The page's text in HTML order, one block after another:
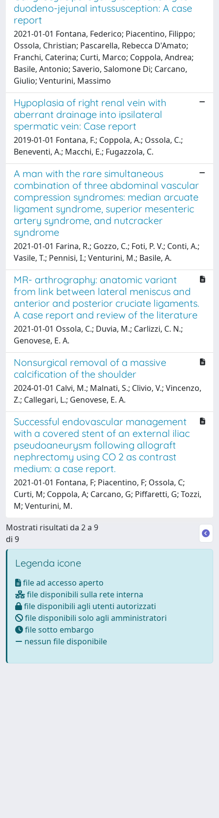
duodeno-jejunal intussusception: A case
report
2021-01-01 Fontana, Federico; Piacentino, Filippo;
Ossola, Christian; Pascarella, Rebecca D'Amato;
Franchi, Caterina; Curti, Marco; Coppola, Andrea;
Basile, Antonio; Saverio, Salomone Di; Carcano,
Giulio; Venturini, Massimo
Hypoplasia of right renal vein with
aberrant drainage into ipsilateral
spermatic vein: Case report
2019-01-01 Fontana, F.; Coppola, A.; Ossola, C.;
Beneventi, A.; Macchi, E.; Fugazzola, C.
A man with the rare simultaneous
combination of three abdominal vascular
compression syndromes: median arcuate
ligament syndrome, superior mesenteric
artery syndrome, and nutcracker
syndrome
2021-01-01 Farina, R.; Gozzo, C.; Foti, P. V.; Conti, A.;
Vasile, T.; Pennisi, I.; Venturini, M.; Basile, A.
MR- arthrography: anatomic variant
from link between lateral meniscus and
anterior and posterior cruciate ligaments.
A case report and review of the literature
2021-01-01 Ossola, C.; Duvia, M.; Carlizzi, C. N.;
Genovese, E. A.
Nonsurgical removal of a massive
calcification of the shoulder
2024-01-01 Calvi, M.; Malnati, S.; Clivio, V.; Vincenzo,
Z.; Callegari, L.; Genovese, E. A.
Successful endovascular management
with a covered stent of an external iliac
pseudoaneurysm following allograft
nephrectomy using CO 2 as contrast
medium: a case report.
2021-01-01 Fontana, F; Piacentino, F; Ossola, C;
Curti, M; Coppola, A; Carcano, G; Piffaretti, G; Tozzi,
M; Venturini, M.
Mostrati risultati da 2 a 9
di 9
Legenda icone
file ad accesso aperto
file disponibili sulla rete interna
file disponibili agli utenti autorizzati
file disponibili solo agli amministratori
file sotto embargo
nessun file disponibile